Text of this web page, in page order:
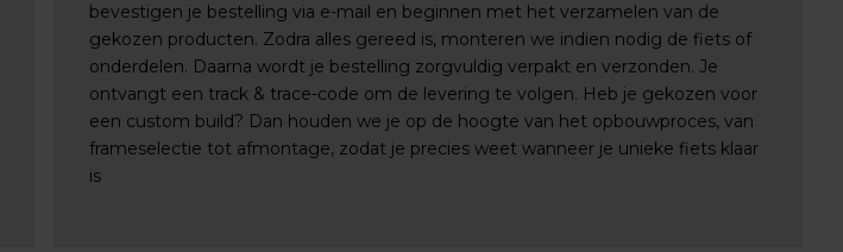
bevestigen je bestelling via e-mail en beginnen met het verzamelen van de
gekozen producten. Zodra alles gereed is, monteren we indien nodig de fiets of
onderdelen. Daarna wordt je bestelling zorgvuldig verpakt en verzonden. Je
ontvangt een track & trace-code om de levering te volgen. Heb je gekozen voor
een custom build? Dan houden we je op de hoogte van het opbouwproces, van
frameselectie tot afmontage, zodat je precies weet wanneer je unieke fiets klaar
is